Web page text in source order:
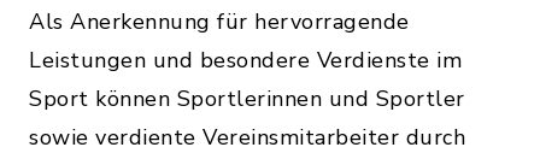
Als Anerkennung für hervorragende
Leistungen und besondere Verdienste im
Sport können Sportlerinnen und Sportler
sowie verdiente Vereinsmitarbeiter durch